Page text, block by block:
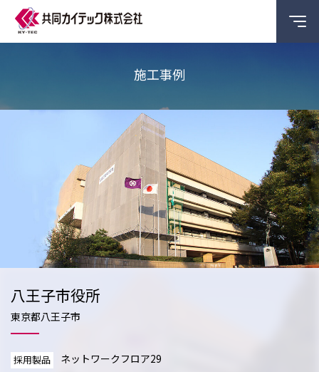
施工事例
八王子市役所
東京都八王子市
採用製品 ネットワークフロア29